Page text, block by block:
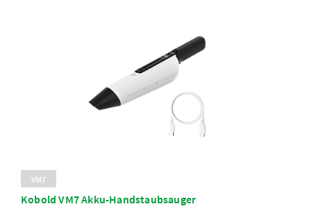
VM7
Kobold VM7 Akku-Handstaubsauger